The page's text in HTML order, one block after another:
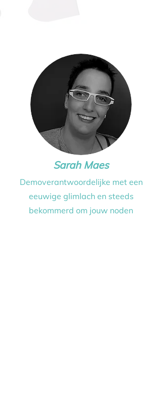
Sarah Maes
Demoverantwoordelijke met een
eeuwige glimlach en steeds
bekommerd om jouw noden